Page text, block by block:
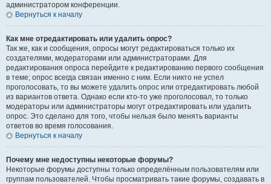
администратором конференции.
Вернуться к началу
Как мне отредактировать или удалить опрос?
Так же, как и сообщения, опросы могут редактироваться только их
создателями, модераторами или администраторами. Для
редактирования опроса перейдите к редактированию первого сообщения
в теме; опрос всегда связан именно с ним. Если никто не успел
проголосовать, то вы можете удалить опрос или отредактировать любой
из вариантов ответа. Однако если кто-то уже проголосовал, то только
модераторы или администраторы могут отредактировать или удалить
опрос. Это сделано для того, чтобы нельзя было менять варианты
ответов во время голосования.
Вернуться к началу
Почему мне недоступны некоторые форумы?
Некоторые форумы доступны только определённым пользователям или
группам пользователей. Чтобы просматривать такие форумы, создавать в